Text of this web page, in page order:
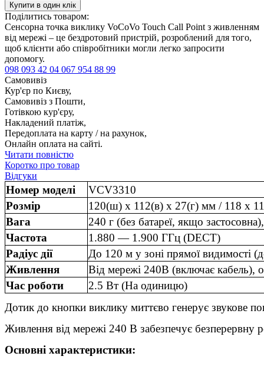
Купити в один клік
Поділитись товаром:
Сенсорна точка виклику VoCoVo Touch Call Point з живленням
від мережі – це бездротовий пристрій, розроблений для того,
щоб клієнти або співробітники могли легко запросити
допомогу.
098 093 42 04 067 954 88 99
Самовивіз
Кур'єр по Києву,
Самовивіз з Пошти,
Готівкою кур'єру,
Накладений платіж,
Передоплата на карту / на рахунок,
Онлайн оплата на сайті.
Читати повністю
Коротко про товар
Відгуки
Номер моделі
VCV3310
Розмір
120(ш) x 112(в) x 27(г) мм / 118 x
Вага
240 г (без батареї, якщо
Частота
1.880 — 1.900 ГГц (DECT)
Радіус дії
До 120 м у зоні прямої видимості
Живлення
Від мережі 240В (включає кабель),
Час роботи
2.5 Вт (На одиницю)
Дотик до кнопки виклику миттєво генерує звукове
Живлення від мережі 240 В забезпечує безперервну
Основні характеристики: